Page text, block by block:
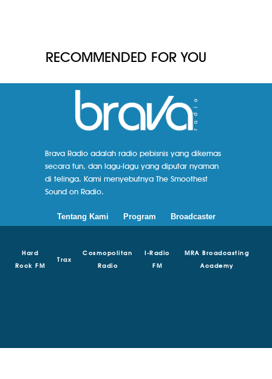
RECOMMENDED FOR YOU
Brava Radio adalah radio pebisnis yang dikemas
secara fun, dan lagu-lagu yang diputar nyaman
di telinga. Kami menyebutnya The Smoothest
Sound on Radio.
Tentang Kami Program Broadcaster
Hard
Rock FM
Trax
Cosmopolitan
Radio
I-Radio
FM
MRA Broadcasting
Academy